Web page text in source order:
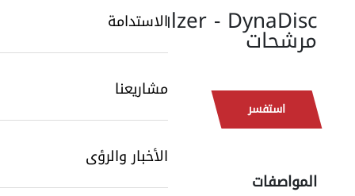
الاستدامة
مشاريعنا
الأخبار والرؤى
Sulzer - DynaDisc®:
مرشحات
استفسر
المواصفات